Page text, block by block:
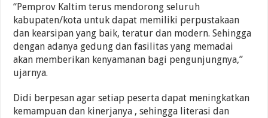
“Pemprov Kaltim terus mendorong seluruh
kabupaten/kota untuk dapat memiliki perpustakaan
dan kearsipan yang baik, teratur dan modern. Sehingga
dengan adanya gedung dan fasilitas yang memadai
akan memberikan kenyamanan bagi pengunjungnya,”
ujarnya.
Didi berpesan agar setiap peserta dapat meningkatkan
kemampuan dan kinerjanya , sehingga literasi dan